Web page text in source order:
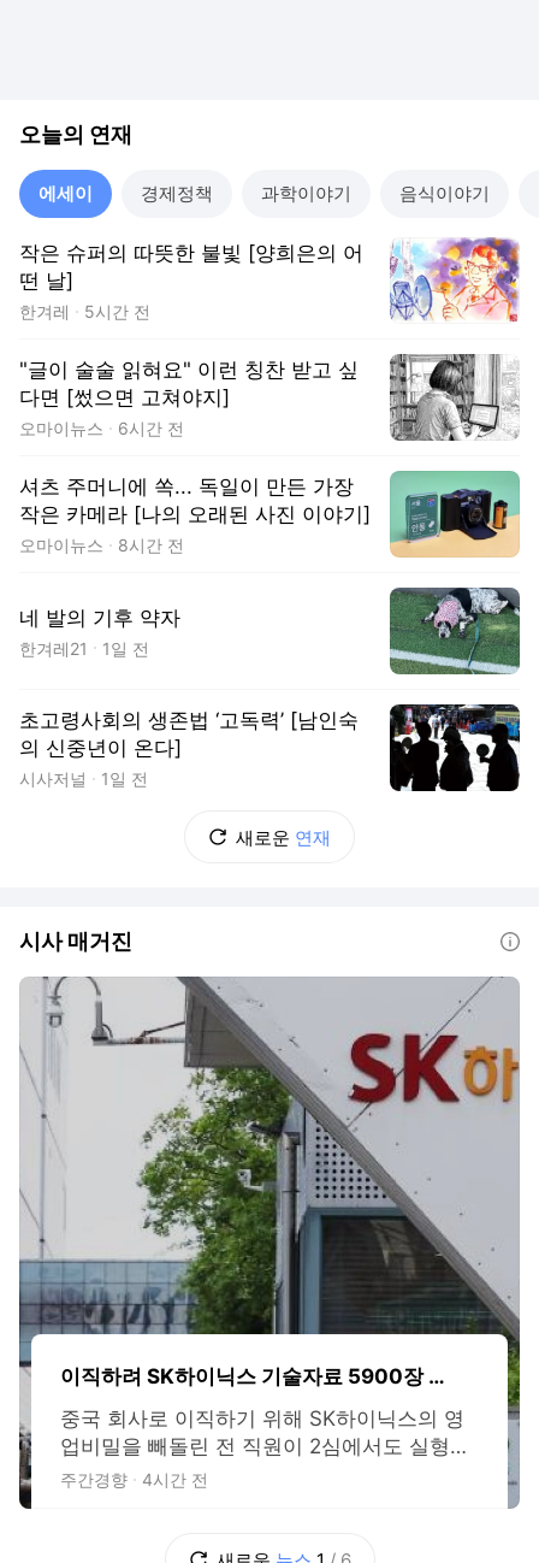
오늘의 연재
에세이 경제정책 과학이야기 음식이야기
작은 슈퍼의 따뜻한 불빛 [양희은의 어
떤 날]
한겨레 5시간 전
"글이 술술 읽혀요" 이런 칭찬 받고 싶
다면 [썼으면 고쳐야지]
오마이뉴스 6시간 전
셔츠 주머니에 쏙... 독일이 만든 가장
작은 카메라 [나의 오래된 사진 이야기]
오마이뉴스 8시간 전
네 발의 기후 약자
한겨레21 1일 전
초고령사회의 생존법 ‘고독력’ [남인숙
의 신중년이 온다]
시사저널 1일 전
새로운 연재
시사 매거진
이직하려 SK하이닉스 기술자료 5900장 중
국 기업 유출 전 직원, 2심도 실형
중국 회사로 이직하기 위해 SK하이닉스의 영
업비밀을 빼돌린 전 직원이 2심에서도 실형을
선고받았다. 9일 법조계에 따르면 서울고법 형
쟁방지법 위반, 업무상 배임 혐의로 재판에 넘
주간경향 4시간 전